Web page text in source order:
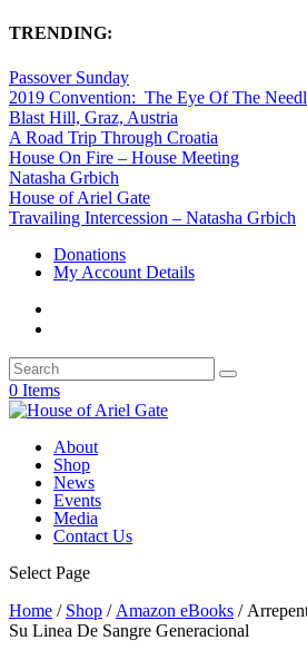
TRENDING:
Passover Sunday
2019 Convention: The Eye Of The
Blast Hill, Graz, Austria
A Road Trip Through Croatia
House On Fire – House Meeting
Natasha Grbich
House of Ariel Gate
Travailing Intercession – Natasha Grbich
Donations
My Account Details
0 Items
About
Shop
News
Events
Media
Contact Us
Select Page
Home / Shop / Amazon eBooks /
Su Linea De Sangre Generacional